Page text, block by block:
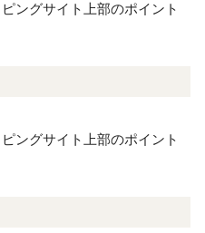
ングサイト上部のポイント
ングサイト上部のポイント